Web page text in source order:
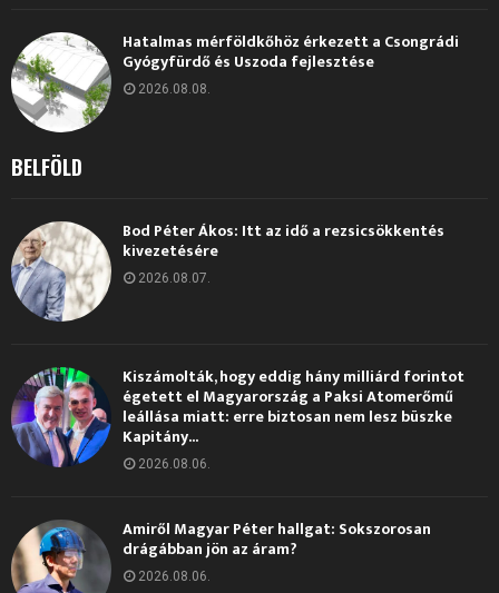
Hatalmas mérföldkőhöz érkezett a Csongrádi
Gyógyfürdő és Uszoda fejlesztése
2026.08.08.
BELFÖLD
Bod Péter Ákos: Itt az idő a rezsicsökkentés
kivezetésére
2026.08.07.
Kiszámolták, hogy eddig hány milliárd forintot
égetett el Magyarország a Paksi Atomerőmű
leállása miatt: erre biztosan nem lesz büszke
Kapitány...
2026.08.06.
Amiről Magyar Péter hallgat: Sokszorosan
drágábban jön az áram?
2026.08.06.